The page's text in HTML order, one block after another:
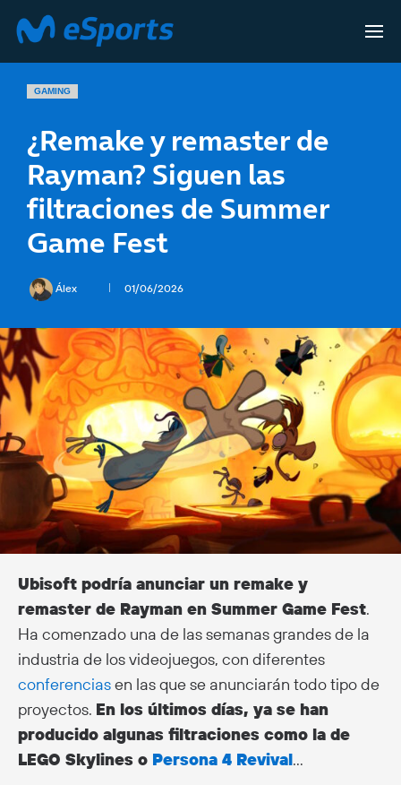
GAMING
¿Remake y remaster de
Rayman? Siguen las
filtraciones de Summer
Game Fest
Álex 01/06/2026
Ubisoft podría anunciar un remake y
remaster de Rayman en Summer Game Fest.
Ha comenzado una de las semanas grandes de la
industria de los videojuegos, con diferentes
conferenciasen las que se anunciarán todo tipo de
proyectos. En los últimos días, ya se han
producido algunas filtraciones como la de
LEGO Skylines o Persona 4 Revival…